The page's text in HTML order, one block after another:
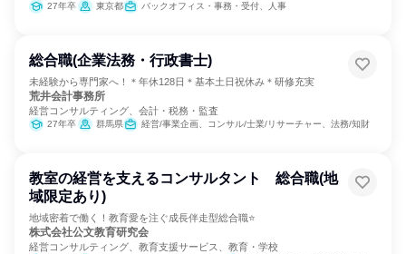
27年卒 東京都 バックオフィス・事務・受付、人事
総合職(企業法務・行政書士)
未経験から専門家へ！＊年休128日＊基本土日祝休み＊研修充実
荒井会計事務所
経営コンサルティング、会計・税務・監査
27年卒 群馬県 経営/事業企画、コンサル/士業/リサーチャー、法務/知財
教室の経営を支えるコンサルタント 総合職(地
域限定あり)
地域密着で働く！教育愛を注ぐ成長伴走型総合職⭐
株式会社公文教育研究会
経営コンサルティング、教育支援サービス、教育・学校